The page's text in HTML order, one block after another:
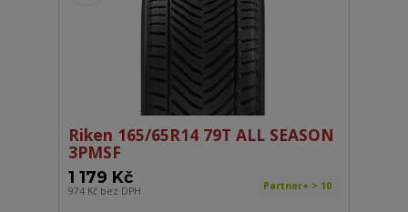
Riken 165/65R14 79T ALL SEASON
3PMSF
1 179 Kč
974 Kč bez DPH Partner+ > 10